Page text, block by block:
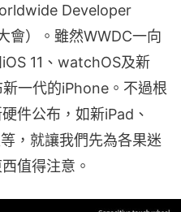
Developer
會）。雖然WWDC一向
11、watchOS及新
一代的iPhone。不過根
件公布，如新iPad、
，就讓我們先為各果迷
值得注意。